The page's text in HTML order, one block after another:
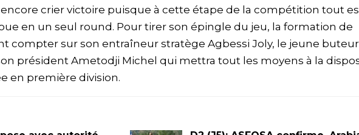
crier victoire puisque à cette étape de la compétition tout
en un seul round. Pour tirer son épingle du jeu, la formation de
compter sur son entraîneur stratège Agbessi Joly, le jeune buteur
président Ametodji Michel qui mettra tout les moyens à la
en première division.